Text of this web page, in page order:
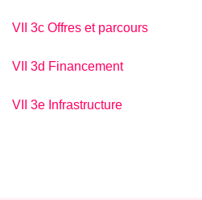
VII 3c Offres et parcours
VII 3d Financement
VII 3e Infrastructure